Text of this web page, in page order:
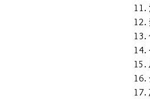
11.
12.
13.
14.
15.
16.
17.